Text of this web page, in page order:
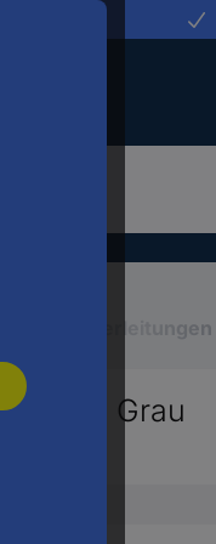
Steuerleitungen
mm² Grau